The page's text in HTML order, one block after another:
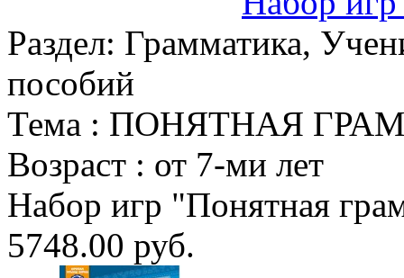
Раздел: Грамматика,
пособий
Тема : ПОНЯТНАЯ
Возраст : от 7-ми лет
Набор игр "Понятная
5748.00 руб.